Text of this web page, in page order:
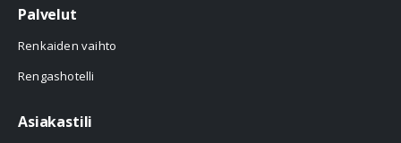
Palvelut
Renkaiden vaihto
Rengashotelli
Asiakastili